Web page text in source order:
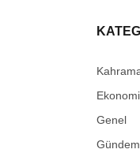
Ekonomi
Genel
Gündem